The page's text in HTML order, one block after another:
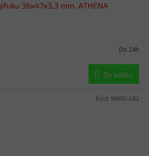
36x47x3,3 mm, ATHENA
Do 24h
Do košíku
Kód: M600-162